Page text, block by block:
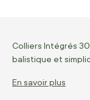
Colliers Intégrés 30
balistique et
En savoir plus